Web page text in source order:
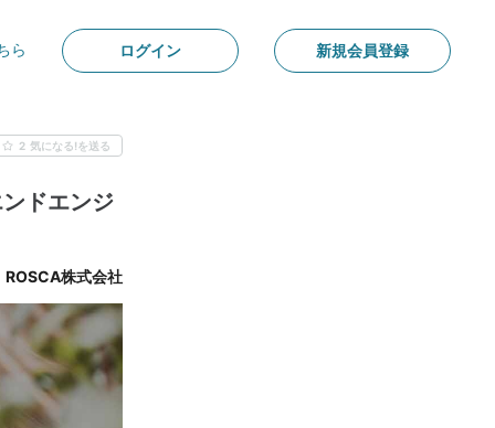
ら ログイン 新規会員登録
2 気になる!を送る
ドエンジ
ROSCA株式会社